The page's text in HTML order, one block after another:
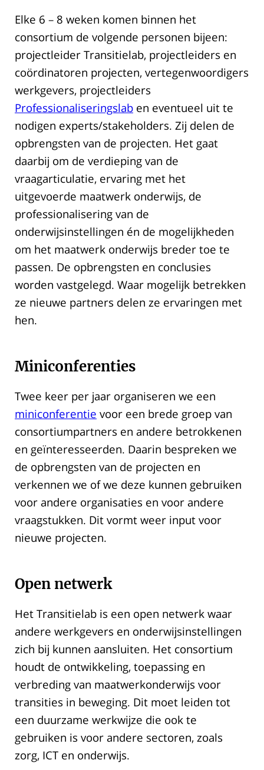
Elke 6 – 8 weken komen binnen het
consortium de volgende personen bijeen:
projectleider Transitielab, projectleiders en
coördinatoren projecten, vertegenwoordigers
werkgevers, projectleiders
Professionaliseringslab en eventueel uit te
nodigen experts/stakeholders. Zij delen de
opbrengsten van de projecten. Het gaat
daarbij om de verdieping van de
vraagarticulatie, ervaring met het
uitgevoerde maatwerk onderwijs, de
professionalisering van de
onderwijsinstellingen én de mogelijkheden
om het maatwerk onderwijs breder toe te
passen. De opbrengsten en conclusies
worden vastgelegd. Waar mogelijk betrekken
ze nieuwe partners delen ze ervaringen met
hen.
Miniconferenties
Twee keer per jaar organiseren we een
miniconferentie voor een brede groep van
consortiumpartners en andere betrokkenen
en geïnteresseerden. Daarin bespreken we
de opbrengsten van de projecten en
verkennen we of we deze kunnen gebruiken
voor andere organisaties en voor andere
vraagstukken. Dit vormt weer input voor
nieuwe projecten.
Open netwerk
Het Transitielab is een open netwerk waar
andere werkgevers en onderwijsinstellingen
zich bij kunnen aansluiten. Het consortium
houdt de ontwikkeling, toepassing en
verbreding van maatwerkonderwijs voor
transities in beweging. Dit moet leiden tot
een duurzame werkwijze die ook te
gebruiken is voor andere sectoren, zoals
zorg, ICT en onderwijs.